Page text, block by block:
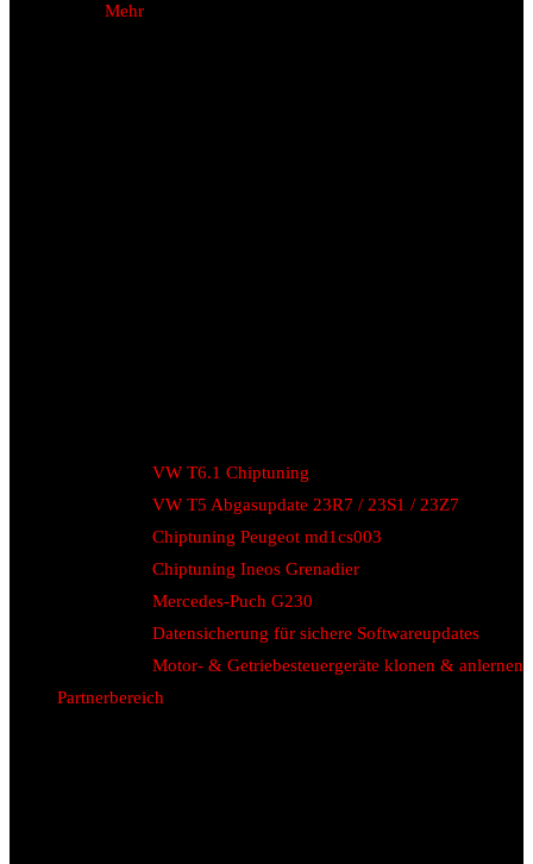
Mehr
VW T6.1 Chiptuning
VW T5 Abgasupdate 23R7 / 23S1 / 23Z7
Chiptuning Peugeot md1cs003
Chiptuning Ineos Grenadier
Mercedes-Puch G230
Datensicherung für sichere Softwareupdates
Motor- & Getriebesteuergeräte klonen & anlernen
Partnerbereich